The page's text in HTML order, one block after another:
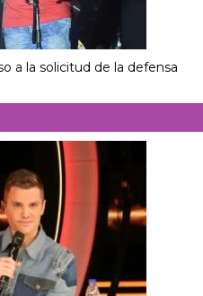
a la solicitud de la defensa